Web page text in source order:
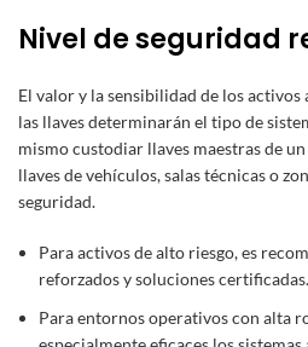
Nivel de seguridad
El valor y la sensibilidad de los
las llaves determinarán el tipo de
mismo custodiar llaves maestras de
llaves de vehículos, salas técnicas o
seguridad.
Para activos de alto riesgo, es
reforzados y soluciones certificadas.
Para entornos operativos con alta